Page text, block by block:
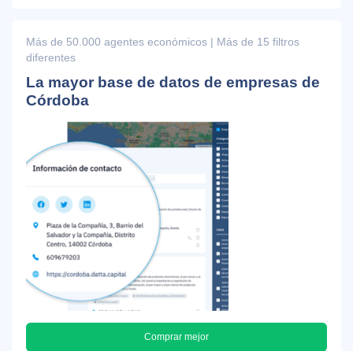
Más de 50.000 agentes económicos | Más de 15 filtros
diferentes
La mayor base de datos de empresas de
Córdoba
Comprar mejor